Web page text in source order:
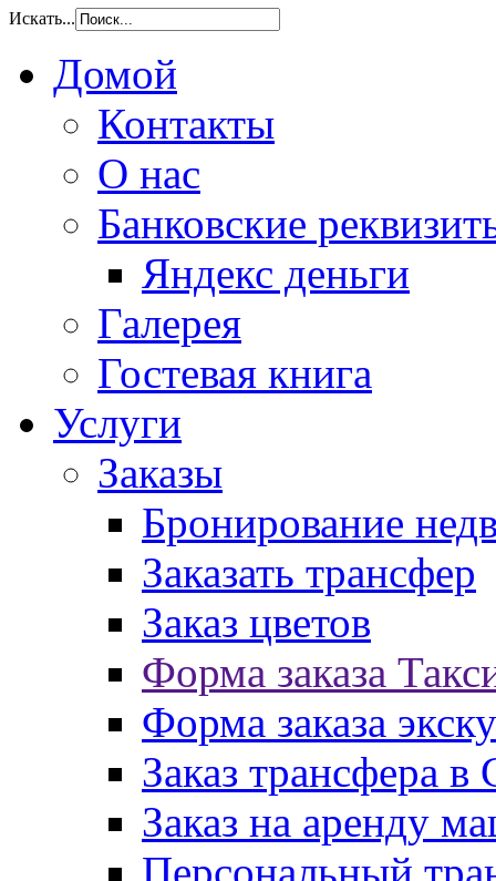
Искать...
Домой
Контакты
О нас
Банковские
Яндекс деньги
Галерея
Гостевая книга
Услуги
Заказы
Бронирование
Заказать трансфер
Заказ цветов
Форма заказа
Форма заказа
Заказ трансфера
Заказ на аренду